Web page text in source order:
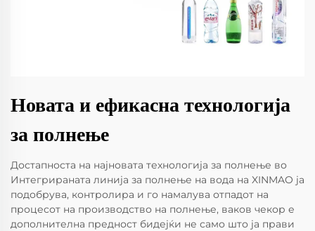
Новата и ефикасна технологија
за полнење
Достапноста на најновата технологија за полнење во
Интегрираната линија за полнење на вода на XINMAO ја
подобрува, контролира и го намалува отпадот на
процесот на производство на полнење, ваков чекор е
дополнителна предност бидејќи не само што ја прави